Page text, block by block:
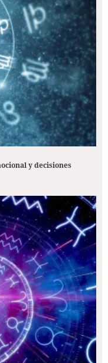
y decisiones